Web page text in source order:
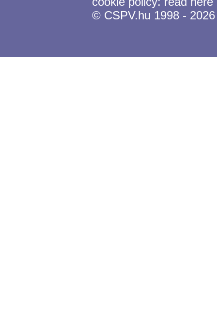
© CSPV.hu 1998 - 2026